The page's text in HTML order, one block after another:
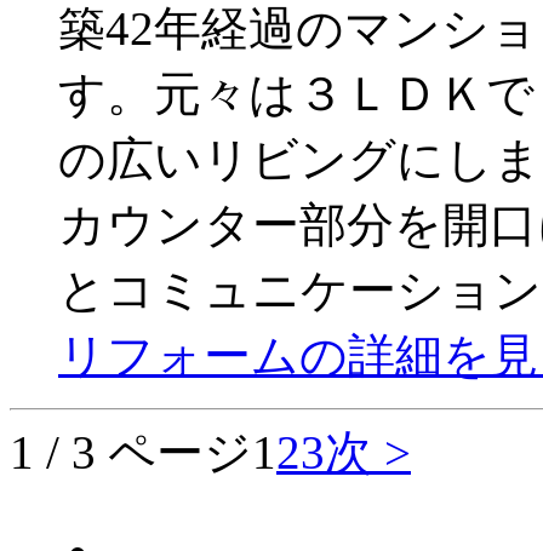
築42年経過のマンシ
す。元々は３ＬＤＫ
の広いリビングにし
カウンター部分を開
とコミュニケーショ
リフォームの詳細を
1 / 3 ページ123次 >